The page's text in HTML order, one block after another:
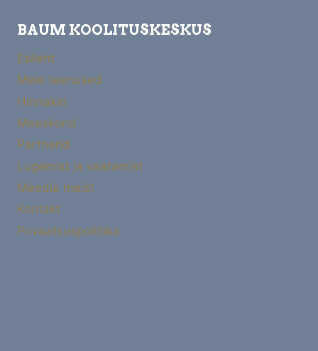
BAUM KOOLITUSKESKUS
Esileht
Meie teenused
Hinnakiri
Meeskond
Partnerid
Lugemist ja vaatamist
Meedia meist
Kontakt
Privaatsuspoliitika